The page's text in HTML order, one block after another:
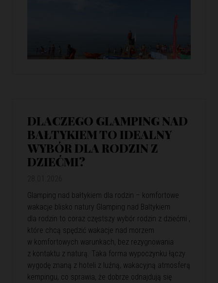
DLACZEGO GLAMPING NAD
BAŁTYKIEM TO IDEALNY
WYBÓR DLA RODZIN Z
DZIEĆMI?
Glamping nad bałtykiem dla rodzin – komfortowe
wakacje blisko natury Glamping nad Baltykiem
dla rodzin to coraz częstszy wybór rodzin z dziećmi ,
które chcą spędzić wakacje nad morzem
w komfortowych warunkach, bez rezygnowania
z kontaktu z naturą. Taka forma wypoczynku łączy
wygodę znaną z hoteli z luźną, wakacyjną atmosferą
kempingu, co sprawia, że dobrze odnajdują się